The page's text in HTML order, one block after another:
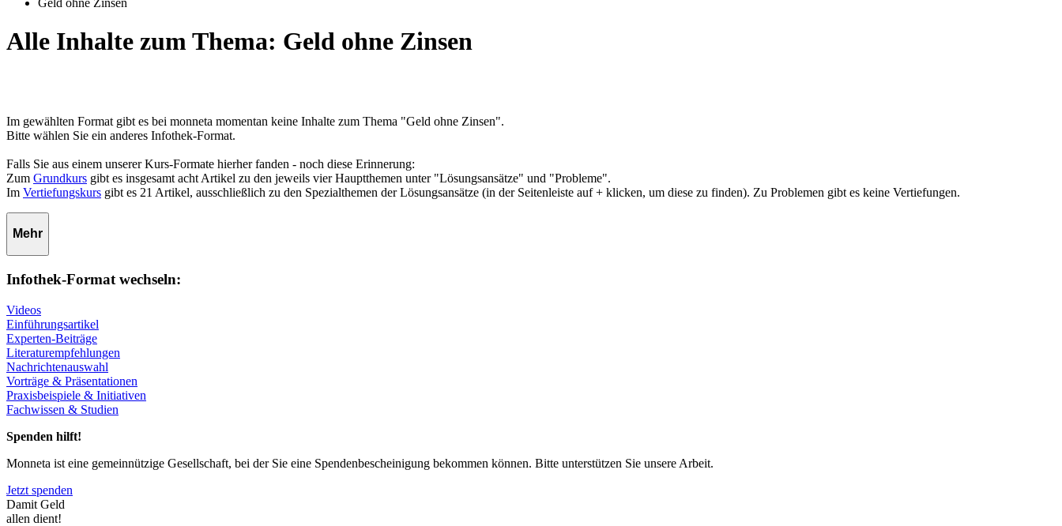
Geld ohne Zinsen
Alle Inhalte zum Thema: Geld ohne Zinsen
Im gewählten Format gibt es bei monneta momentan keine Inhalte zum Thema "Geld ohne Zinsen".
Bitte wählen Sie ein anderes Infothek-Format.
Falls Sie aus einem unserer Kurs-Formate hierher fanden - noch diese Erinnerung:
Zum Grundkurs gibt es insgesamt acht Artikel zu den jeweils vier Hauptthemen unter "Lösungsansätze" und "Probleme".
Im Vertiefungskurs gibt es 21 Artikel, ausschließlich zu den Spezialthemen der Lösungsansätze (in der Seitenleiste auf + klicken, um diese zu finden). Zu Problemen gibt es keine Vertiefungen.
Mehr
Infothek-Format wechseln:
Videos
Einführungsartikel
Experten-Beiträge
Literaturempfehlungen
Nachrichtenauswahl
Vorträge & Präsentationen
Praxisbeispiele & Initiativen
Fachwissen & Studien
Spenden hilft!
Monneta ist eine gemeinnützige Gesellschaft, bei der Sie eine Spendenbescheinigung bekommen können. Bitte unterstützen Sie unsere Arbeit.
Jetzt spenden
Damit Geld
allen dient!